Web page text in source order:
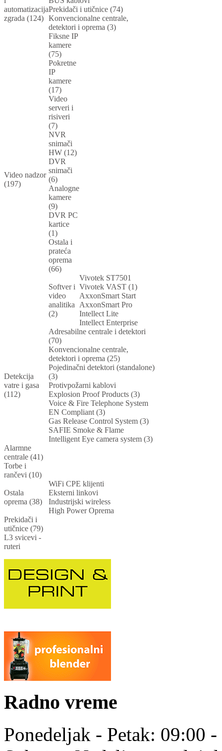
automatizacija
zgrada (124)
Prekidači i utičnice (74)
Konvencionalne centrale,
detektori i oprema (3)
Video nadzor
(197)
Fiksne IP
kamere
(75)
Pokretne
IP
kamere
(17)
Video
serveri i
risiveri
(7)
NVR
snimači
HW (12)
DVR
snimači
(6)
Analogne
kamere
(9)
DVR PC
kartice
(1)
Ostala i
prateća
oprema
(66)
Softver i
video
analitika
(2)
Vivotek ST7501
Vivotek VAST (1)
AxxonSmart Start
AxxonSmart Pro
Intellect Lite
Intellect Enterprise
Detekcija
vatre i gasa
(112)
Adresabilne centrale i detektori
(70)
Konvencionalne centrale,
detektori i oprema (25)
Pojedinačni detektori (standalone)
(3)
Protivpožarni kablovi
Explosion Proof Products (3)
Voice & Fire Telephone System
EN Compliant (3)
Gas Release Control System (3)
SAFIE Smoke & Flame
Intelligent Eye camera system (3)
Alarmne
centrale (41)
Torbe i
rančevi (10)
Ostala
oprema (38)
WiFi CPE klijenti
Eksterni linkovi
Industrijski wireless
High Power Oprema
Prekidači i
utičnice (79)
L3 svicevi -
ruteri
Radno vreme
Ponedeljak - Petak: 09:00